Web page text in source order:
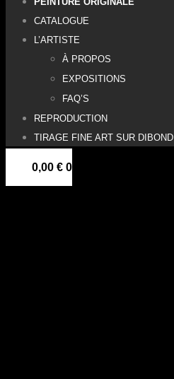
CATALOGUE
L’ARTISTE
À PROPOS
EXPOSITIONS
FAQ’S
REPRODUCTION
TIRAGE FINE ART SUR DIBOND
0,00 € 0